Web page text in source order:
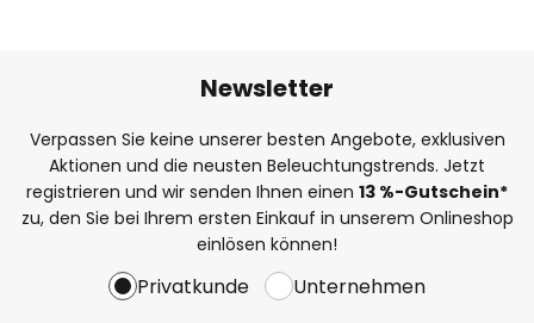
Newsletter
Verpassen Sie keine unserer besten Angebote, exklusiven
Aktionen und die neusten Beleuchtungstrends. Jetzt
registrieren und wir senden Ihnen einen 13 %-Gutschein*
zu, den Sie bei Ihrem ersten Einkauf in unserem Onlineshop
einlösen können!
Privatkunde Unternehmen